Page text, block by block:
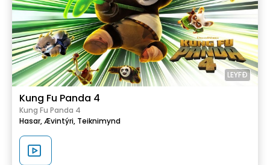
LEYFÐ
Kung Fu Panda 4
Kung Fu Panda 4
Hasar,Ævintýri, Teiknimynd